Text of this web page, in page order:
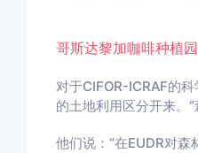
哥斯达黎加咖啡种植
对于CIFOR-ICRAF的
的土地利用区分开来。
他们说：“在EUDR对森